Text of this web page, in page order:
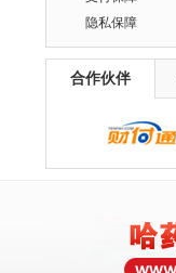
隐私保障
合作伙伴